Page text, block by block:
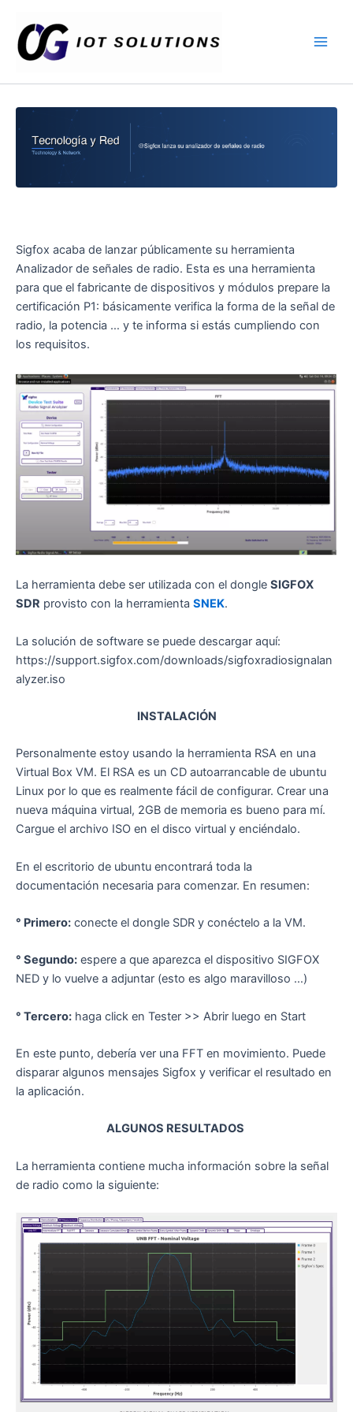
contenido
Sigfox acaba de lanzar públicamente su herramienta
Analizador de señales de radio. Esta es una herramienta
para que el fabricante de dispositivos y módulos prepare la
certificación P1: básicamente verifica la forma de la señal de
radio, la potencia … y te informa si estás cumpliendo con
los requisitos.
La herramienta debe ser utilizada con el dongle SIGFOX
SDR provisto con la herramienta SNEK.
La solución de software se puede descargar aquí:
https://support.sigfox.com/downloads/sigfoxradiosignalan
alyzer.iso
INSTALACIÓN
Personalmente estoy usando la herramienta RSA en una
Virtual Box VM. El RSA es un CD autoarrancable de ubuntu
Linux por lo que es realmente fácil de configurar. Crear una
nueva máquina virtual, 2GB de memoria es bueno para mí.
Cargue el archivo ISO en el disco virtual y enciéndalo.
En el escritorio de ubuntu encontrará toda la
documentación necesaria para comenzar. En resumen:
° Primero: conecte el dongle SDR y conéctelo a la VM.
° Segundo: espere a que aparezca el dispositivo SIGFOX
NED y lo vuelve a adjuntar (esto es algo maravilloso …)
° Tercero: haga click en Tester >> Abrir luego en Start
En este punto, debería ver una FFT en movimiento. Puede
disparar algunos mensajes Sigfox y verificar el resultado en
la aplicación.
ALGUNOS RESULTADOS
La herramienta contiene mucha información sobre la señal
de radio como la siguiente: